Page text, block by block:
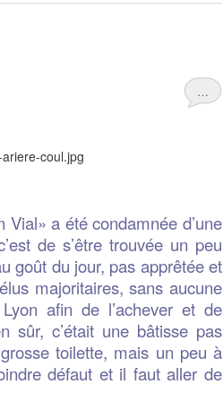
…
Vial» a été condamnée d’une
de s’être trouvée un peu
goût du jour, pas apprêtée et
majoritaires, sans aucune
afin de l’achever et de
sûr, c’était une bâtisse pas
toilette, mais un peu à
défaut et il faut aller de